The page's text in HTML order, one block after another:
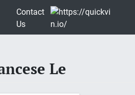
Contact
Us
Le